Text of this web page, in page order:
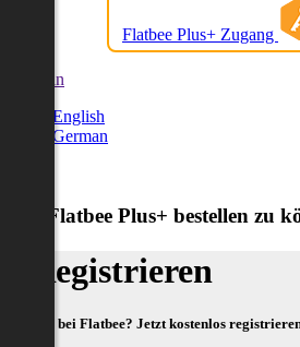
Flatbee Plus+ Zugang
German
English
German
Um Flatbee Plus+ bestellen zu
Registrieren
Neu bei Flatbee? Jetzt kostenlos